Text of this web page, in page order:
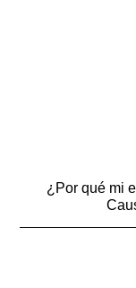
¿Por qué mi